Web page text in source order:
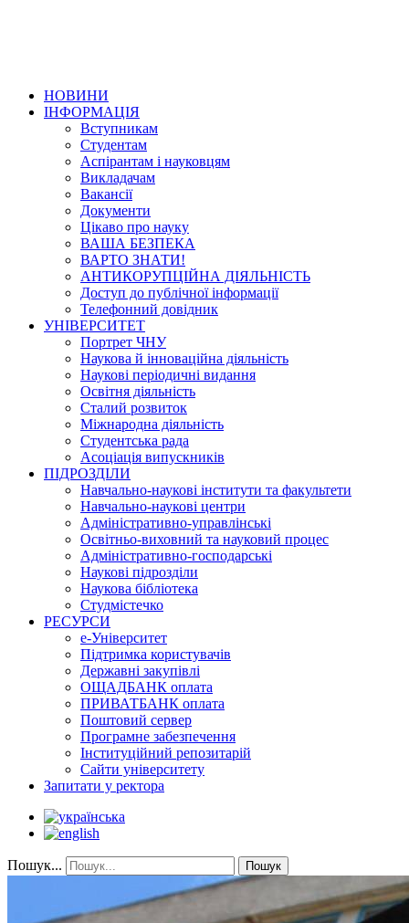
НОВИНИ
ІНФОРМАЦІЯ
Вступникам
Студентам
Аспірантам і науковцям
Викладачам
Вакансії
Документи
Цікаво про науку
ВАША БЕЗПЕКА
ВАРТО ЗНАТИ!
АНТИКОРУПЦІЙНА ДІЯЛЬНІСТЬ
Доступ до публічної інформації
Телефонний довідник
УНІВЕРСИТЕТ
Портрет ЧНУ
Наукова й інноваційна діяльність
Наукові періодичні видання
Освітня діяльність
Сталий розвиток
Міжнародна діяльність
Студентська рада
Асоціація випускників
ПІДРОЗДІЛИ
Навчально-наукові інститути та факультети
Навчально-наукові центри
Адміністративно-управлінські
Освітньо-виховний та науковий процес
Адміністративно-господарські
Наукові підрозділи
Наукова бібліотека
Студмістечко
РЕСУРСИ
е-Університет
Підтримка користувачів
Державні закупівлі
ОЩАДБАНК оплата
ПРИВАТБАНК оплата
Поштовий сервер
Програмне забезпечення
Інституційний репозитарій
Сайти університету
Запитати у ректора
Пошук... Пошук